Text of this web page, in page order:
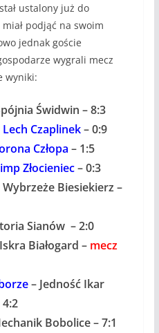
ustalony już do
podjąć na swoim
jednak goście
wygrali mecz
wyniki:
Świdwin – 8:3
Lech Czaplinek– 0:9
Człopa – 1:5
Złocieniec– 0:3
Wybrzeże Biesiekierz –
Sianów – 2:0
Białogard – mecz
– Jedność Ikar
Bobolice – 7:1